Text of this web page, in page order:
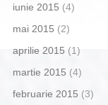
iunie 2015 (4)
mai 2015 (2)
aprilie 2015(1)
martie 2015 (4)
februarie 2015 (3)